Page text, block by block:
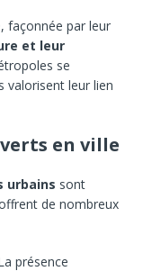
façonnée par leur
et leur
se
valorisent leur lien
en ville
urbains sont
de nombreux
présence